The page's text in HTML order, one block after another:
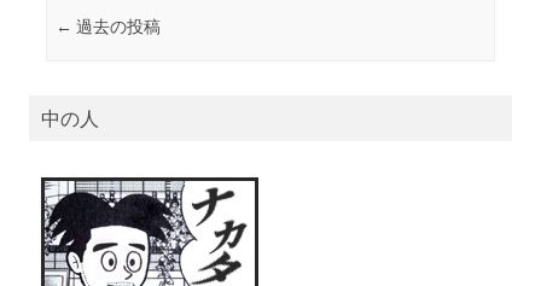
投稿ナビゲーション
← 過去の投稿
中の人